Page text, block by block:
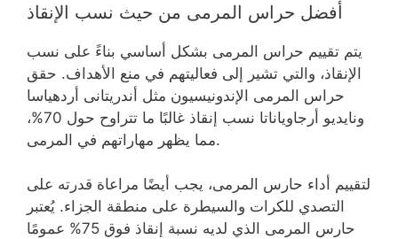
أفضل حراس المرمى من حيث نسب الإنقاذ
يتم تقييم حراس المرمى بشكل أساسي بناءً على نسب
الإنقاذ، والتي تشير إلى فعاليتهم في منع الأهداف. حقق
حراس المرمى الإندونيسيون مثل أندريتانى أردهياسا
ونايديو أرجاوياناتا نسب إنقاذ غالبًا ما تتراوح حول 70%،
مما يظهر مهاراتهم في المرمى.
لتقييم أداء حارس المرمى، يجب أيضًا مراعاة قدرته على
التصدي للكرات والسيطرة على منطقة الجزاء. يُعتبر
حارس المرمى الذي لديه نسبة إنقاذ فوق 75% عمومًا